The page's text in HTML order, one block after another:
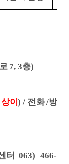
7, 3층)
이) / 전화/방
터 063) 466-